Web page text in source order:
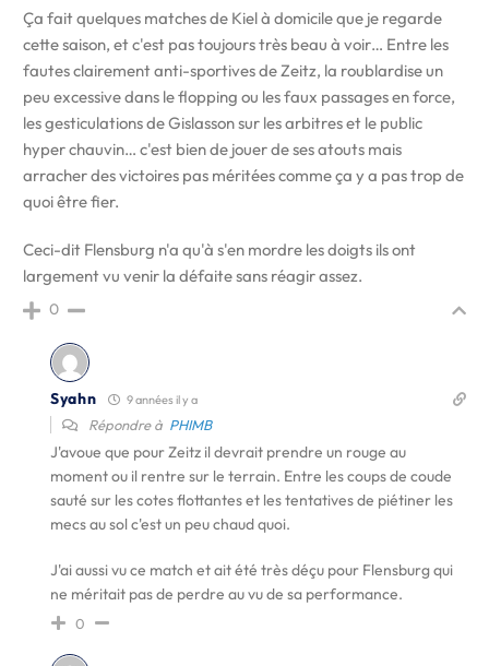
Ça fait quelques matches de Kiel à domicile que je regarde
cette saison, et c'est pas toujours très beau à voir… Entre les
fautes clairement anti-sportives de Zeitz, la roublardise un
peu excessive dans le flopping ou les faux passages en force,
les gesticulations de Gislasson sur les arbitres et le public
hyper chauvin… c'est bien de jouer de ses atouts mais
arracher des victoires pas méritées comme ça y a pas trop de
quoi être fier.
Ceci-dit Flensburg n'a qu'à s'en mordre les doigts ils ont
largement vu venir la défaite sans réagir assez.
0
Syahn 9 années il y a
Répondre à PHIMB
J'avoue que pour Zeitz il devrait prendre un rouge au
moment ou il rentre sur le terrain. Entre les coups de coude
sauté sur les cotes flottantes et les tentatives de piétiner les
mecs au sol c'est un peu chaud quoi.
J'ai aussi vu ce match et ait été très déçu pour Flensburg qui
ne méritait pas de perdre au vu de sa performance.
0